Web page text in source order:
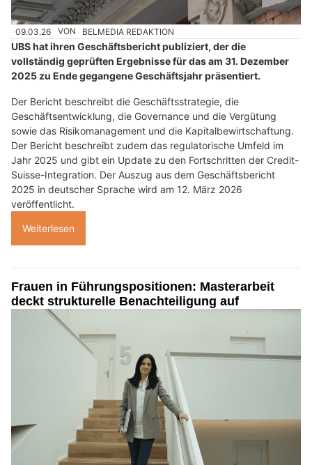
09.03.26 VON BELMEDIA REDAKTION
UBS hat ihren Geschäftsbericht publiziert, der die
vollständig geprüften Ergebnisse für das am 31. Dezember
2025 zu Ende gegangene Geschäftsjahr präsentiert.
Der Bericht beschreibt die Geschäftsstrategie, die
Geschäftsentwicklung, die Governance und die Vergütung
sowie das Risikomanagement und die Kapitalbewirtschaftung.
Der Bericht beschreibt zudem das regulatorische Umfeld im
Jahr 2025 und gibt ein Update zu den Fortschritten der Credit-
Suisse-Integration. Der Auszug aus dem Geschäftsbericht
2025 in deutscher Sprache wird am 12. März 2026
veröffentlicht.
Weiterlesen
Frauen in Führungspositionen: Masterarbeit
deckt strukturelle Benachteiligung auf